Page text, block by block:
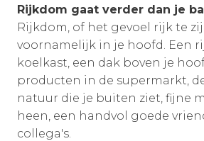
Rijkdom gaat verder dan je
Rijkdom, of het gevoel rijk te
voornamelijk in je hoofd. Een
koelkast, een dak boven je
producten in de supermarkt,
natuur die je buiten ziet, fijne
heen, een handvol goede
collega's.